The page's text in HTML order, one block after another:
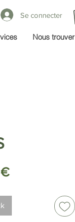
Se connecter
Nous trouver
Prix